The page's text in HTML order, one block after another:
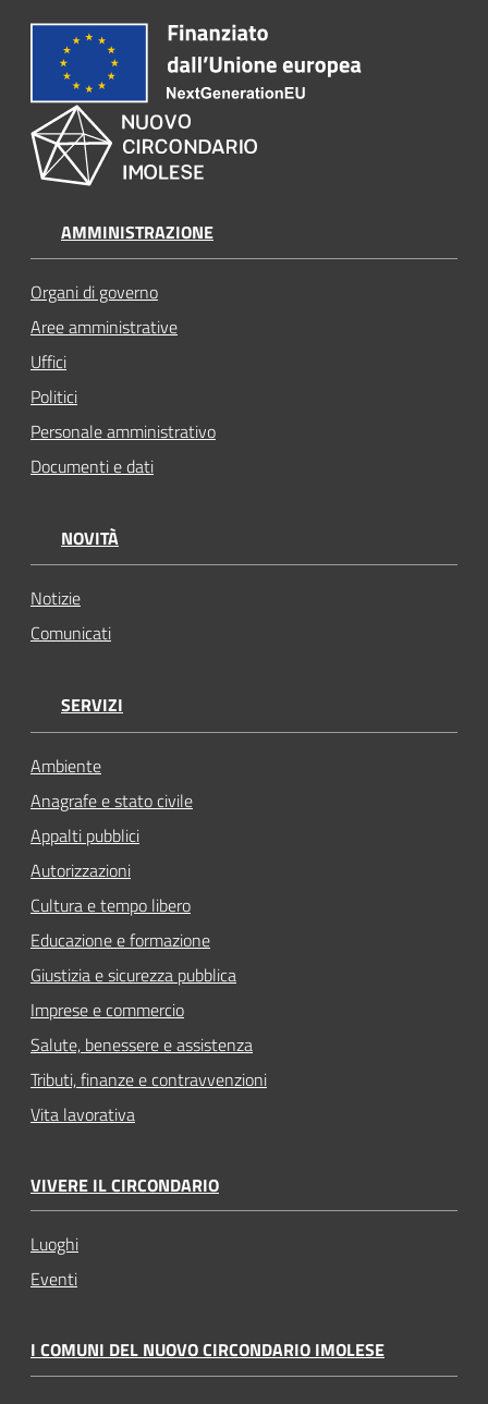
AMMINISTRAZIONE
Organi di governo
Aree amministrative
Uffici
Politici
Personale amministrativo
Documenti e dati
NOVITÀ
Notizie
Comunicati
SERVIZI
Ambiente
Anagrafe e stato civile
Appalti pubblici
Autorizzazioni
Cultura e tempo libero
Educazione e formazione
Giustizia e sicurezza pubblica
Imprese e commercio
Salute, benessere e assistenza
Tributi, finanze e contravvenzioni
Vita lavorativa
VIVERE IL CIRCONDARIO
Luoghi
Eventi
I COMUNI DEL NUOVO CIRCONDARIO IMOLESE